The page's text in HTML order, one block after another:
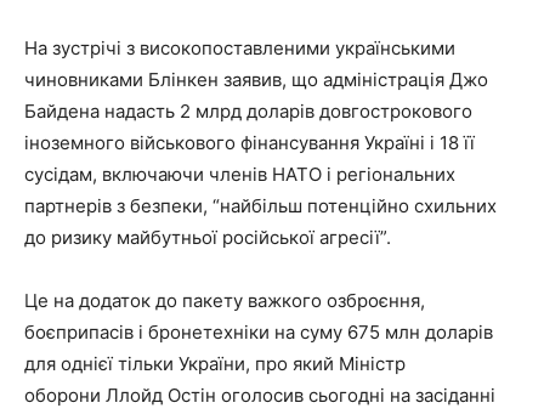
На зустрічі з високопоставленими українськими
чиновниками Блінкен заявив, що адміністрація Джо
Байдена надасть 2 млрд доларів довгострокового
іноземного військового фінансування Україні і 18 її
сусідам, включаючи членів НАТО і регіональних
партнерів з безпеки, “найбільш потенційно схильних
до ризику майбутньої російської агресії”.
Це на додаток до пакету важкого озброєння,
боєприпасів і бронетехніки на суму 675 млн доларів
для однієї тільки України, про який Міністр
оборони Ллойд Остін оголосив сьогодні на засіданні